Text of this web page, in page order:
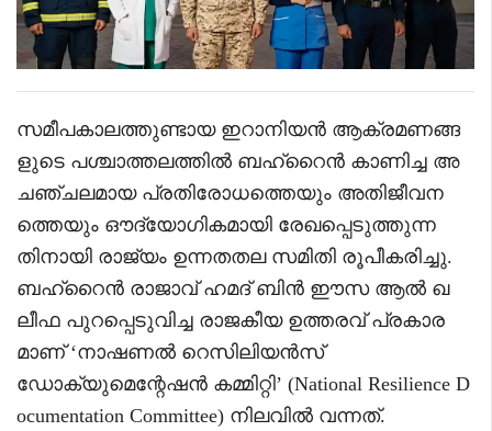
സമീപകാലത്തുണ്ടായ ഇറാനിയൻ ആക്രമണങ്ങ
ളുടെ പശ്ചാത്തലത്തിൽ ബഹ്റൈൻ കാണിച്ച അ
ചഞ്ചലമായ പ്രതിരോധത്തെയും അതിജീവന
ത്തെയും ഔദ്യോഗികമായി രേഖപ്പെടുത്തുന്ന
തിനായി രാജ്യം ഉന്നതതല സമിതി രൂപീകരിച്ചു.
ബഹ്‌റൈൻ രാജാവ് ഹമദ് ബിൻ ഈസ ആൽ ഖ
ലീഫ പുറപ്പെടുവിച്ച രാജകീയ ഉത്തരവ് പ്രകാര
മാണ് ‘നാഷണൽ റെസിലിയൻസ്
ഡോക്യുമെന്റേഷൻ കമ്മിറ്റി’ (National Resilience D
ocumentation Committee) നിലവിൽ വന്നത്.